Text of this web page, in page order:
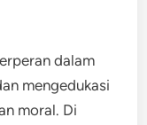
dalam
mengedukasi
moral. Di